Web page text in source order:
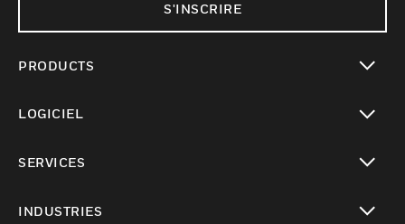
S'INSCRIRE
PRODUCTS
LOGICIEL
SERVICES
INDUSTRIES